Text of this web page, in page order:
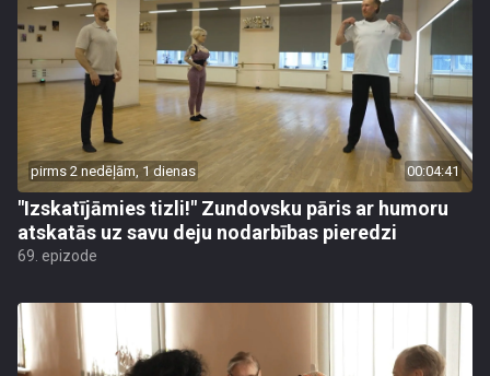
pirms 2 nedēļām, 1 dienas 00:04:41
"Izskatījāmies tizli!" Zundovsku pāris ar humoru
atskatās uz savu deju nodarbības pieredzi
69. epizode